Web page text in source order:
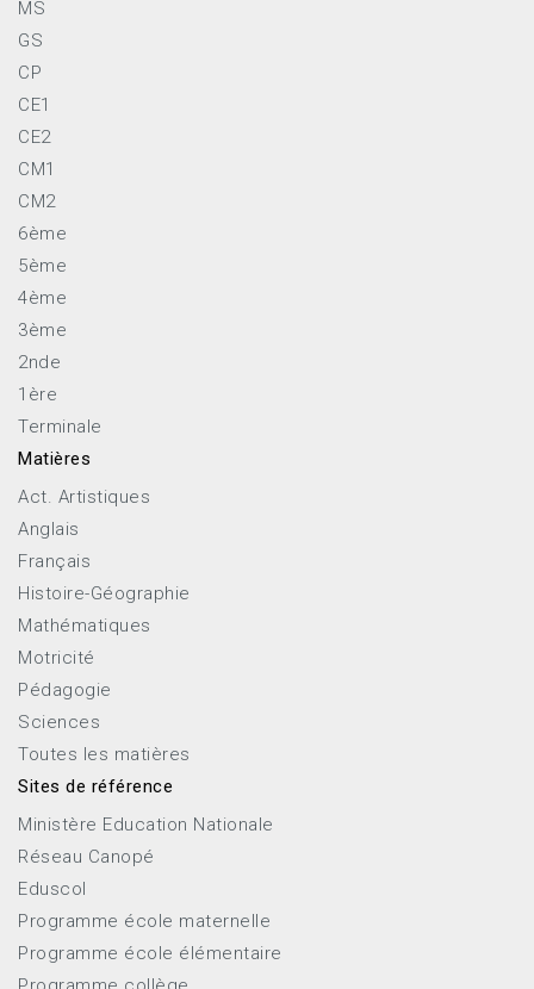
MS
GS
CP
CE1
CE2
CM1
CM2
6ème
5ème
4ème
3ème
2nde
1ère
Terminale
Matières
Act. Artistiques
Anglais
Français
Histoire-Géographie
Mathématiques
Motricité
Pédagogie
Sciences
Toutes les matières
Sites de référence
Ministère Education Nationale
Réseau Canopé
Eduscol
Programme école maternelle
Programme école élémentaire